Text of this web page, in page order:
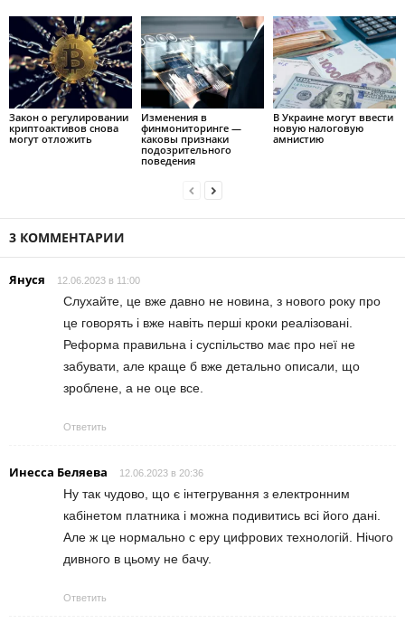
Закон о регулировании
криптоактивов снова
могут отложить
Изменения в
финмониторинге —
каковы признаки
подозрительного
поведения
В Украине могут ввести
новую налоговую
амнистию
3 КОММЕНТАРИИ
Януся 12.06.2023 в 11:00
Слухайте, це вже давно не новина, з нового року про
це говорять і вже навіть перші кроки реалізовані.
Реформа правильна і суспільство має про неї не
забувати, але краще б вже детально описали, що
зроблене, а не оце все.
Ответить
Инесса Беляева 12.06.2023 в 20:36
Ну так чудово, що є інтегрування з електронним
кабінетом платника і можна подивитись всі його дані.
Але ж це нормально с еру цифрових технологій. Нічого
дивного в цьому не бачу.
Ответить